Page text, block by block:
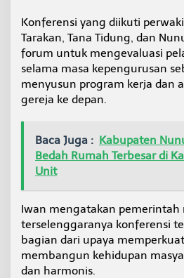
k
a
n
D
o
P
e
u
a
a
n
P
Konferensi yang diikuti
Tarakan, Tana Tidung, dan
forum untuk mengevaluasi
selama masa kepengurusan
menyusun program kerja dan
gereja ke depan.
Baca Juga : Kabupaten
Bedah Rumah Terbesar di
Unit
Iwan mengatakan pemerintah
terselenggaranya konferensi
bagian dari upaya
membangun kehidupan
dan harmonis.